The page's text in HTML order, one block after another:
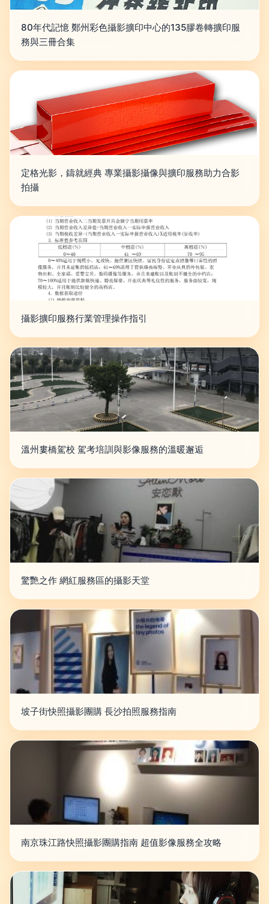
80年代記憶 鄭州彩色攝影擴印中心的135膠卷轉擴印服
務與三冊合集
定格光影，鑄就經典 專業攝影攝像與擴印服務助力合影
拍攝
攝影擴印服務行業管理操作指引
溫州婁橋駕校 駕考培訓與影像服務的溫暖邂逅
驚艷之作 網紅服務區的攝影天堂
坡子街快照攝影團購 長沙拍照服務指南
南京珠江路快照攝影團購指南 超值影像服務全攻略